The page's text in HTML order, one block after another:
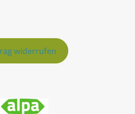
widerrufen